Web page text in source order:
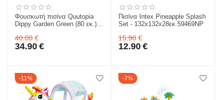
Φουσκωτή πισίνα Quutopia
Dippy Garden Green (80 εκ.)
40.00 €
34.90 €
Πισίνα Intex Pineapple Splash
Set - 132x132x28εκ 59469NP
15.90 €
12.90 €
11% 7%